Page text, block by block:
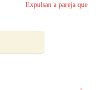
Expulsan a pareja que